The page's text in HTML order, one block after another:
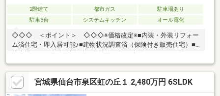
2階建て 都市ガス
駐車場あり
駐車3台
システムキッチン オール電化
◇◇◇ ＜ポイント＞ ◇◇◇※価格改定※■内装・外装リフォー
ム済住宅・即入居可能♪■建物状況調査済（保険付き販売住宅）■
ロフト付きで多人数でのお住まいにもオススメ！■和室続き間と
縁側のあるお家・陽当たり良好♪■前面道路6.0m以上・駐車スペー
ス４～５台分♪■カーポート・倉庫付■太陽光パネル付き住宅■電動
シャッター雨戸あり■高森小学校・高森中学校まずは現地をご覧
宮城県仙台市泉区虹の丘１ 2,480万円 6SLDK